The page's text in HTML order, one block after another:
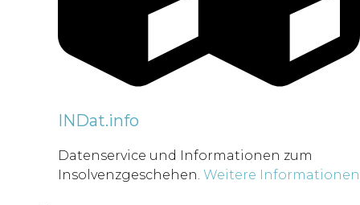
INDat.info
Datenservice und Informationen zum
Insolvenzgeschehen. Weitere Informationen